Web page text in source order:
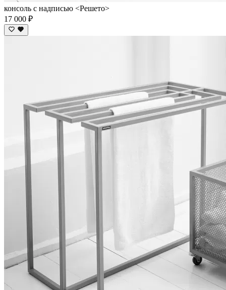
консоль с надписью <Решето>
17 000 ₽